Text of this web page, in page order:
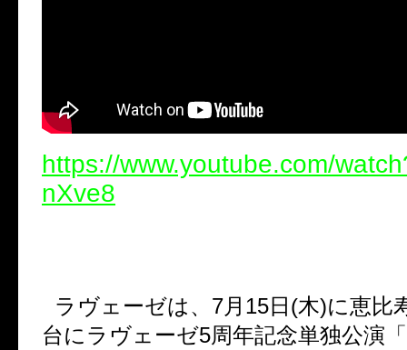
https://www.youtube.com/
nXve8
ラヴェーゼは、 7月 15日 (木)に恵比
台にラヴェーゼ5周年記念単独公演「